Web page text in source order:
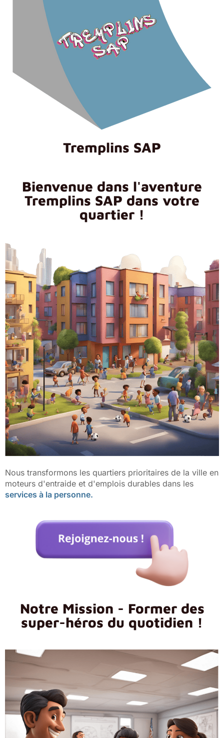
Tremplins SAP
Bienvenue dans l'aventure
Tremplins SAP dans votre
quartier !
Nous transformons les quartiers prioritaires de la ville en
moteurs d'entraide et d'emplois durables dans les
services à la personne.
Notre Mission - Former des
super-héros du quotidien !